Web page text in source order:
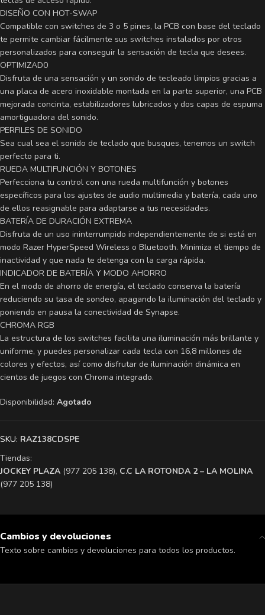
DISEÑO CON HOT-SWAP
Compatible con switches de 3 o 5 pines, la PCB con base del teclado
te permite cambiar fácilmente sus switches instalados por otros
personalizados para conseguir la sensación de tecla que desees.
OPTIMIZAD0
Disfruta de una sensación y un sonido de tecleado limpios gracias a
una placa de acero inoxidable montada en la parte superior, una PCB
mejorada concinta, estabilizadores lubricados y dos capas de espuma
amortiguadora del sonido.
PERFILES DE SONIDO
Sea cual sea el sonido de teclado que busques, tenemos un switch
perfecto para ti.
RUEDA MULTIFUNCIÓN Y BOTONES
Perfecciona tu control con una rueda multifunción y botones
específicos para los ajustes de audio multimedia y batería, cada uno
de ellos reasignable para adaptarse a tus necesidades.
BATERÍA DE DURACIÓN EXTREMA
Disfruta de un uso ininterrumpido independientemente de si está en
modo Razer HyperSpeed Wireless o Bluetooth. Minimiza el tiempo de
inactividad y que nada te detenga con la carga rápida.
INDICADOR DE BATERÍA Y MODO AHORRO
En el modo de ahorro de energía, el teclado conserva la batería
reduciendo su tasa de sondeo, apagando la iluminación del teclado y
poniendo en pausa la conectividad de Synapse.
CHROMA RGB
La estructura de los switches facilita una iluminación más brillante y
uniforme, y puedes personalizar cada tecla con 16,8 millones de
colores y efectos, así como disfrutar de iluminación dinámica en
cientos de juegos con Chroma integrado.
Disponibilidad: Agotado
SKU: RAZ138CDSPE
Tiendas:
​JOCKEY PLAZA (977 205 138), ​C.C LA ROTONDA 2 – LA MOLINA
(977 205 138)
Cambios y devoluciones
Texto sobre cambios y devoluciones para todos los productos.